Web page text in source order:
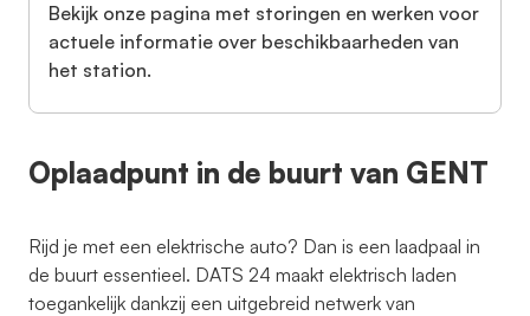
Bekijk onze pagina met storingen en werken voor
actuele informatie over beschikbaarheden van
het station.
Oplaadpunt in de buurt van GENT
Rijd je met een elektrische auto? Dan is een laadpaal in
de buurt essentieel. DATS 24 maakt elektrisch laden
toegankelijk dankzij een uitgebreid netwerk van